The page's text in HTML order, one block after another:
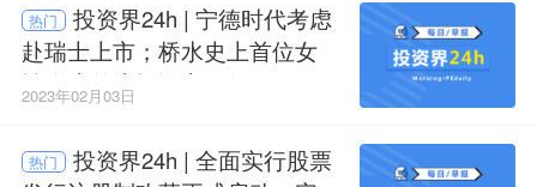
热门
投资界24h | 宁德时代考虑
赴瑞士上市；桥水史上首位女
性联席首席投资官，年仅37
岁；浙江设立超级基金群，500
亿
2023年02月03日
热门
投资界24h | 全面实行股票